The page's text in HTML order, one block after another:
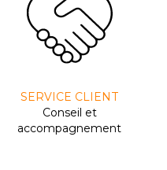
SERVICE CLIENT
Conseil et
accompagnement